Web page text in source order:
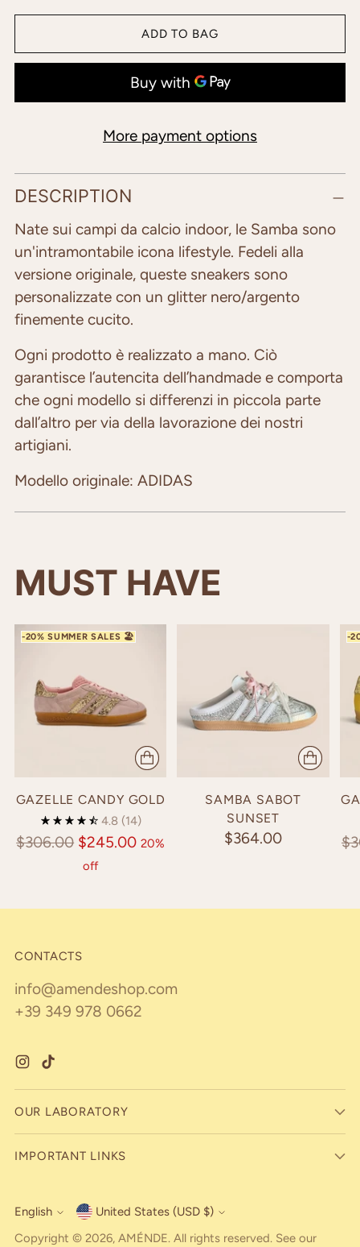
ADD TO BAG
More payment options
Adding
product
to
your
cart
DESCRIPTION
Nate sui campi da calcio indoor, le Samba sono
un'intramontabile icona lifestyle. Fedeli alla
versione originale, queste sneakers sono
personalizzate con un glitter nero/argento
finemente cucito.
Ogni prodotto è realizzato a mano. Ciò
garantisce l’autencita dell’handmade e comporta
che ogni modello si differenzi in piccola parte
dall’altro per via della lavorazione dei nostri
artigiani.
Modello originale: ADIDAS
MUST HAVE
GAZELLE CANDY GOLD
4.8 (14)
Regular
$306.00 $245.00 20%
off
SAMBA SABOT
SUNSET
$364.00
CONTACTS
info@amendeshop.com
+39 349 978 0662
OUR LABORATORY
IMPORTANT LINKS
Language
English Currency
United States (USD $)
Copyright © 2026, AMÉNDE. All rights reserved. See our